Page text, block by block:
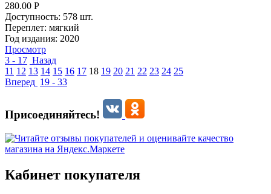
280.00 Р
Доступность: 578 шт.
Переплет: мягкий
Год издания: 2020
Просмотр
3 - 17 Назад
11 12 13 14 15 16 17 18 19 20 21 22 23 24 25
Вперед 19 - 33
Присоединяйтесь!
Кабинет покупателя